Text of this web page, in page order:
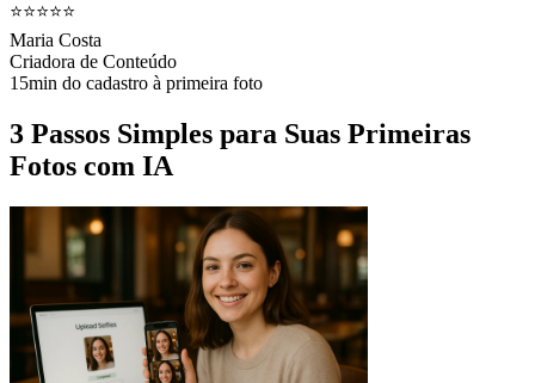
⭐⭐⭐⭐⭐
Maria Costa
Criadora de Conteúdo
15min do cadastro à primeira foto
3 Passos Simples para Suas Primeiras
Fotos com IA